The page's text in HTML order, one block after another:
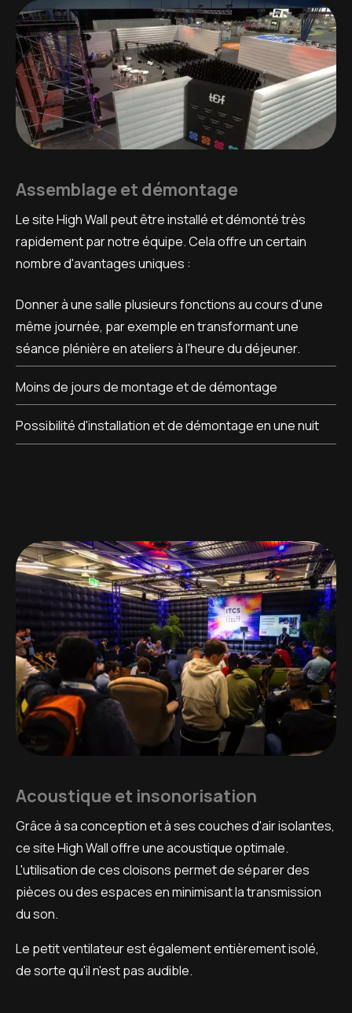
Assemblage et démontage
Le site High Wall peut être installé et démonté très
rapidement par notre équipe. Cela offre un certain
nombre d'avantages uniques :
Donner à une salle plusieurs fonctions au cours d'une
même journée, par exemple en transformant une
séance plénière en ateliers à l'heure du déjeuner.
Moins de jours de montage et de démontage
Possibilité d'installation et de démontage en une nuit
Acoustique et insonorisation
Grâce à sa conception et à ses couches d'air isolantes,
ce site High Wall offre une acoustique optimale.
L'utilisation de ces cloisons permet de séparer des
pièces ou des espaces en minimisant la transmission
du son.
Le petit ventilateur est également entièrement isolé,
de sorte qu'il n'est pas audible.